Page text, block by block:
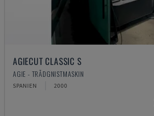
AGIECUT CLASSIC S
AGIE - TRÅDGNISTMASKIN
SPANIEN 2000